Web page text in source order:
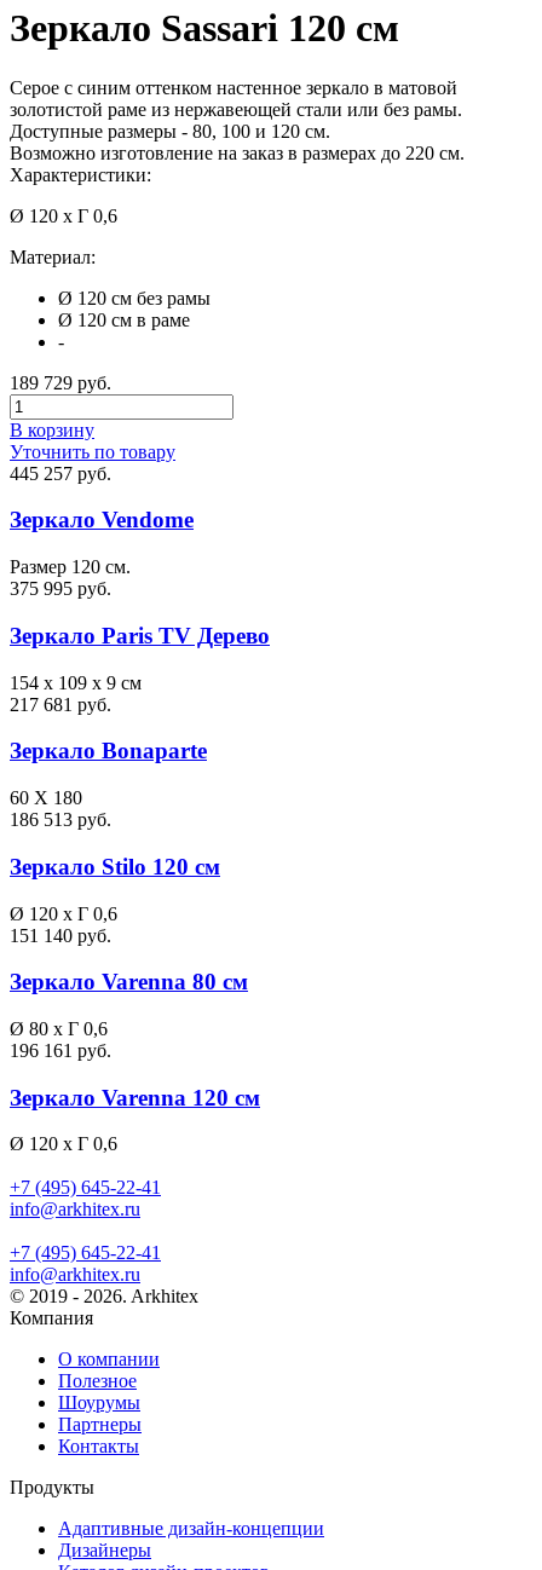
Зеркало Sassari 120 см
Серое с синим оттенком настенное зеркало в матовой
золотистой раме из нержавеющей стали или без рамы.
Доступные размеры - 80, 100 и 120 см.
Возможно изготовление на заказ в размерах до 220 см.
Характеристики:
Ø 120 x Г 0,6
Материал:
Ø 120 см без рамы
Ø 120 см в раме
-
189 729 руб.
В корзину
Уточнить по товару
445 257 руб.
Зеркало Vendome
Размер 120 см.
375 995 руб.
Зеркало Paris TV Дерево
154 x 109 x 9 см
217 681 руб.
Зеркало Bonaparte
60 X 180
186 513 руб.
Зеркало Stilo 120 см
Ø 120 x Г 0,6
151 140 руб.
Зеркало Varenna 80 см
Ø 80 x Г 0,6
196 161 руб.
Зеркало Varenna 120 см
Ø 120 x Г 0,6
+7 (495) 645-22-41
info@arkhitex.ru
+7 (495) 645-22-41
info@arkhitex.ru
© 2019 - 2026. Arkhitex
Компания
О компании
Полезное
Шоурумы
Партнеры
Контакты
Продукты
Адаптивные дизайн-концепции
Дизайнеры